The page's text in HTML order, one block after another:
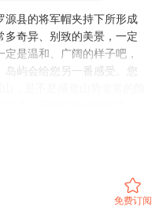
源县的将军帽夹持下所形成
多奇异、别致的美景，一定
是温和、广阔的样子吧，
岛屿会给您另一番感受。您
，是不是感觉山势非常的险
，离岸2公里的那些岛屿叫
，我的介绍就到这里了，
免费订阅